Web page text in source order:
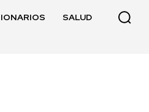
SALUD